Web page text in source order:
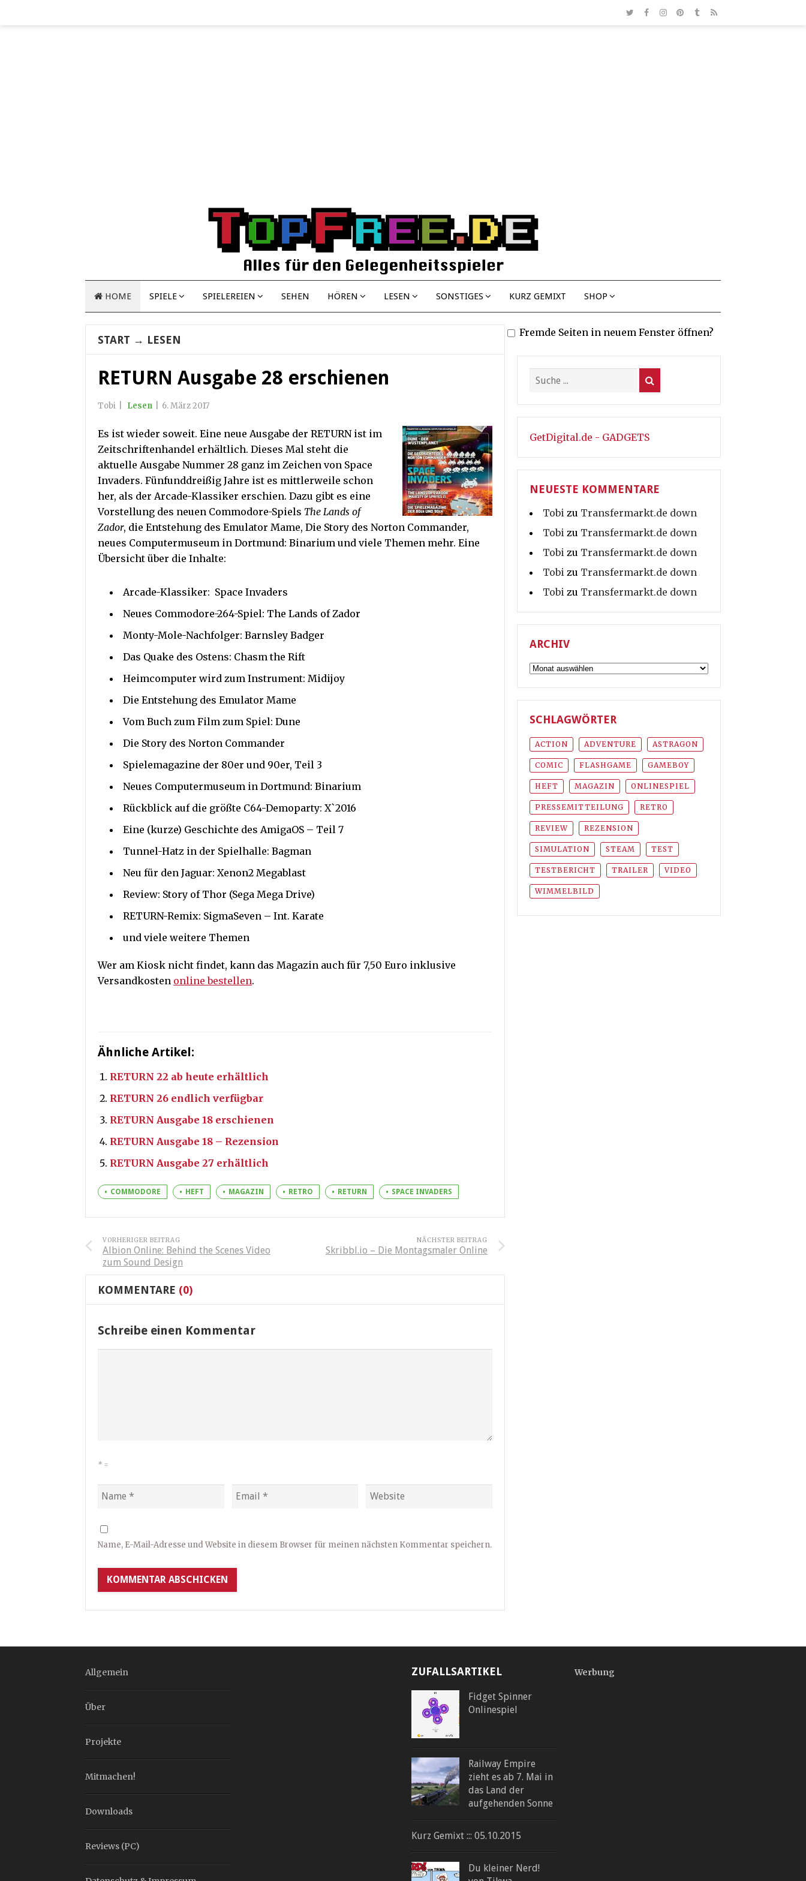
HOME SPIELE SPIELEREIEN SEHEN HÖREN LESEN SONSTIGES KURZ GEMIXT SHOP
START → LESEN
RETURN Ausgabe 28 erschienen
Tobi Lesen 6. März 2017
Es ist wieder soweit. Eine neue Ausgabe der RETURN ist im
Zeitschriftenhandel erhältlich. Dieses Mal steht die
aktuelle Ausgabe Nummer 28 ganz im Zeichen von Space
Invaders. Fünfunddreißig Jahre ist es mittlerweile schon
her, als der Arcade-Klassiker erschien. Dazu gibt es eine
Vorstellung des neuen Commodore-Spiels The Lands of
Zador, die Entstehung des Emulator Mame, Die Story des Norton Commander,
neues Computermuseum in Dortmund: Binarium und viele Themen mehr. Eine
Übersicht über die Inhalte:
Arcade-Klassiker: Space Invaders
Neues Commodore-264-Spiel: The Lands of Zador
Monty-Mole-Nachfolger: Barnsley Badger
Das Quake des Ostens: Chasm the Rift
Heimcomputer wird zum Instrument: Midijoy
Die Entstehung des Emulator Mame
Vom Buch zum Film zum Spiel: Dune
Die Story des Norton Commander
Spielemagazine der 80er und 90er, Teil 3
Neues Computermuseum in Dortmund: Binarium
Rückblick auf die größte C64-Demoparty: X`2016
Eine (kurze) Geschichte des AmigaOS – Teil 7
Tunnel-Hatz in der Spielhalle: Bagman
Neu für den Jaguar: Xenon2 Megablast
Review: Story of Thor (Sega Mega Drive)
RETURN-Remix: SigmaSeven – Int. Karate
und viele weitere Themen
Wer am Kiosk nicht findet, kann das Magazin auch für 7,50 Euro inklusive
Versandkosten online bestellen.
Ähnliche Artikel:
RETURN 22 ab heute erhältlich
RETURN 26 endlich verfügbar
RETURN Ausgabe 18 erschienen
RETURN Ausgabe 18 – Rezension
RETURN Ausgabe 27 erhältlich
COMMODORE HEFT MAGAZIN RETRO RETURN SPACE INVADERS
VORHERIGER BEITRAG
Albion Online: Behind the Scenes Video
zum Sound Design
NÄCHSTER BEITRAG
Skribbl.io – Die Montagsmaler Online
KOMMENTARE (0)
Schreibe einen Kommentar
* =
Name, E-Mail-Adresse und Website in diesem Browser für meinen nächsten Kommentar speichern.
Fremde Seiten in neuem Fenster öffnen?
GetDigital.de - GADGETS
NEUESTE KOMMENTARE
Tobi zu Transfermarkt.de down
Tobi zu Transfermarkt.de down
Tobi zu Transfermarkt.de down
Tobi zu Transfermarkt.de down
Tobi zu Transfermarkt.de down
ARCHIV
Archiv
SCHLAGWÖRTER
ACTION ADVENTURE ASTRAGON
COMIC FLASHGAME GAMEBOY
HEFT MAGAZIN ONLINESPIEL
PRESSEMITTEILUNG RETRO
REVIEW REZENSION
SIMULATION STEAM TEST
TESTBERICHT TRAILER VIDEO
WIMMELBILD
Allgemein
Über
Projekte
Mitmachen!
Downloads
Reviews (PC)
ZUFALLSARTIKEL
Fidget Spinner
Onlinespiel
Railway Empire
zieht es ab 7. Mai in
das Land der
aufgehenden Sonne
Kurz Gemixt ::: 05.10.2015
Du kleiner Nerd!
Werbung